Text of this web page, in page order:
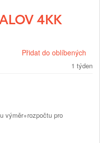
4KK
Přidat do oblíbených
1 týden
výměr+rozpočtu pro